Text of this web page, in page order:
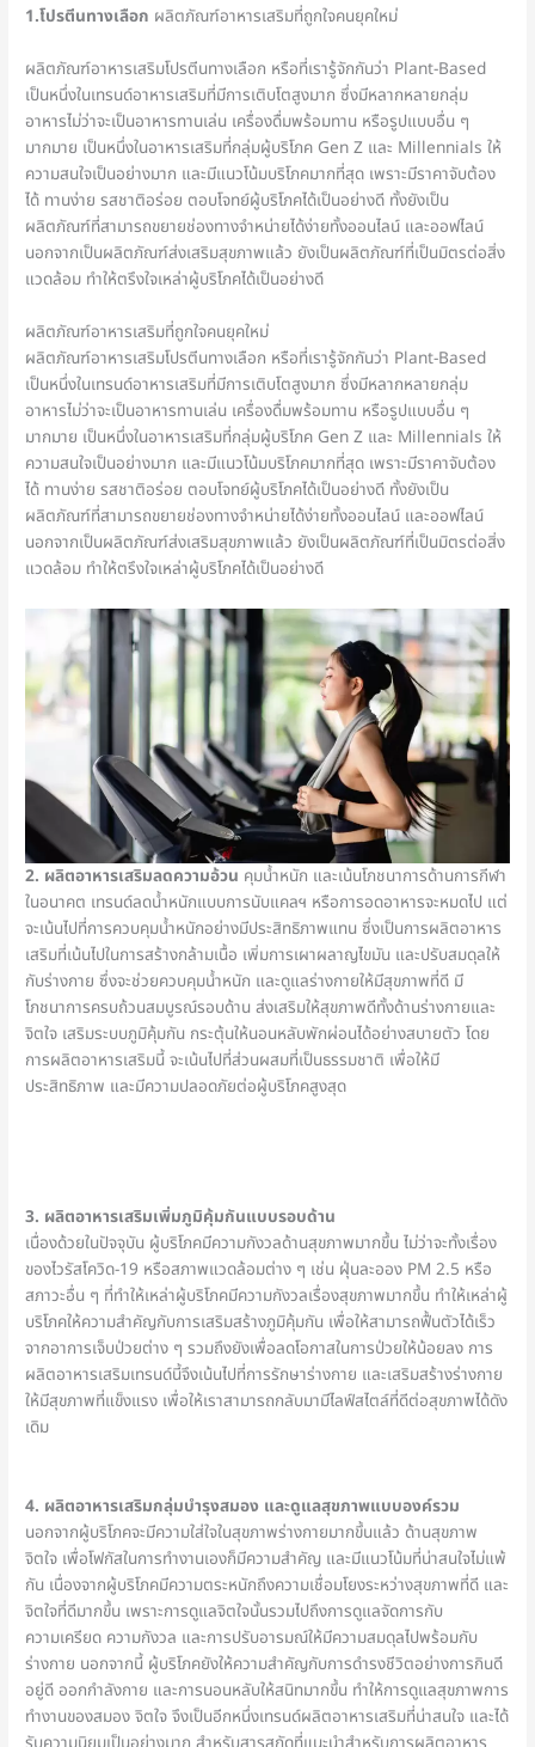
1.โปรตีนทางเลือก ผลิตภัณฑ์อาหารเสริมที่ถูกใจคนยุคใหม่
ผลิตภัณฑ์อาหารเสริมโปรตีนทางเลือก หรือที่เรารู้จักกันว่า Plant-Based
เป็นหนึ่งในเทรนด์อาหารเสริมที่มีการเติบโตสูงมาก ซึ่งมีหลากหลายกลุ่ม
อาหารไม่ว่าจะเป็นอาหารทานเล่น เครื่องดื่มพร้อมทาน หรือรูปแบบอื่น ๆ
มากมาย เป็นหนึ่งในอาหารเสริมที่กลุ่มผู้บริโภค Gen Z และ Millennials ให้
ความสนใจเป็นอย่างมาก และมีแนวโน้มบริโภคมากที่สุด เพราะมีราคาจับต้อง
ได้ ทานง่าย รสชาติอร่อย ตอบโจทย์ผู้บริโภคได้เป็นอย่างดี ทั้งยังเป็น
ผลิตภัณฑ์ที่สามารถขยายช่องทางจำหน่ายได้ง่ายทั้งออนไลน์ และออฟไลน์
นอกจากเป็นผลิตภัณฑ์ส่งเสริมสุขภาพแล้ว ยังเป็นผลิตภัณฑ์ที่เป็นมิตรต่อสิ่ง
แวดล้อม ทำให้ตรึงใจเหล่าผู้บริโภคได้เป็นอย่างดี
ผลิตภัณฑ์อาหารเสริมที่ถูกใจคนยุคใหม่
ผลิตภัณฑ์อาหารเสริมโปรตีนทางเลือก หรือที่เรารู้จักกันว่า Plant-Based
เป็นหนึ่งในเทรนด์อาหารเสริมที่มีการเติบโตสูงมาก ซึ่งมีหลากหลายกลุ่ม
อาหารไม่ว่าจะเป็นอาหารทานเล่น เครื่องดื่มพร้อมทาน หรือรูปแบบอื่น ๆ
มากมาย เป็นหนึ่งในอาหารเสริมที่กลุ่มผู้บริโภค Gen Z และ Millennials ให้
ความสนใจเป็นอย่างมาก และมีแนวโน้มบริโภคมากที่สุด เพราะมีราคาจับต้อง
ได้ ทานง่าย รสชาติอร่อย ตอบโจทย์ผู้บริโภคได้เป็นอย่างดี ทั้งยังเป็น
ผลิตภัณฑ์ที่สามารถขยายช่องทางจำหน่ายได้ง่ายทั้งออนไลน์ และออฟไลน์
นอกจากเป็นผลิตภัณฑ์ส่งเสริมสุขภาพแล้ว ยังเป็นผลิตภัณฑ์ที่เป็นมิตรต่อสิ่ง
แวดล้อม ทำให้ตรึงใจเหล่าผู้บริโภคได้เป็นอย่างดี
2. ผลิตอาหารเสริมลดความอ้วน คุมน้ำหนัก และเน้นโภชนาการด้านการกีฬา
ในอนาคต เทรนด์ลดน้ำหนักแบบการนับแคลฯ หรือการอดอาหารจะหมดไป แต่
จะเน้นไปที่การควบคุมน้ำหนักอย่างมีประสิทธิภาพแทน ซึ่งเป็นการผลิตอาหาร
เสริมที่เน้นไปในการสร้างกล้ามเนื้อ เพิ่มการเผาผลาญไขมัน และปรับสมดุลให้
กับร่างกาย ซึ่งจะช่วยควบคุมน้ำหนัก และดูแลร่างกายให้มีสุขภาพที่ดี มี
โภชนาการครบถ้วนสมบูรณ์รอบด้าน ส่งเสริมให้สุขภาพดีทั้งด้านร่างกายและ
จิตใจ เสริมระบบภูมิคุ้มกัน กระตุ้นให้นอนหลับพักผ่อนได้อย่างสบายตัว โดย
การผลิตอาหารเสริมนี้ จะเน้นไปที่ส่วนผสมที่เป็นธรรมชาติ เพื่อให้มี
ประสิทธิภาพ และมีความปลอดภัยต่อผู้บริโภคสูงสุด
3. ผลิตอาหารเสริมเพิ่มภูมิคุ้มกันแบบรอบด้าน
เนื่องด้วยในปัจจุบัน ผู้บริโภคมีความกังวลด้านสุขภาพมากขึ้น ไม่ว่าจะทั้งเรื่อง
ของไวรัสโควิด-19 หรือสภาพแวดล้อมต่าง ๆ เช่น ฝุ่นละออง PM 2.5 หรือ
สภาวะอื่น ๆ ที่ทำให้เหล่าผู้บริโภคมีความกังวลเรื่องสุขภาพมากขึ้น ทำให้เหล่าผู้
บริโภคให้ความสำคัญกับการเสริมสร้างภูมิคุ้มกัน เพื่อให้สามารถฟื้นตัวได้เร็ว
จากอาการเจ็บป่วยต่าง ๆ รวมถึงยังเพื่อลดโอกาสในการป่วยให้น้อยลง การ
ผลิตอาหารเสริมเทรนด์นี้จึงเน้นไปที่การรักษาร่างกาย และเสริมสร้างร่างกาย
ให้มีสุขภาพที่แข็งแรง เพื่อให้เราสามารถกลับมามีไลฟ์สไตล์ที่ดีต่อสุขภาพได้ดัง
เดิม
4. ผลิตอาหารเสริมกลุ่มบำรุงสมอง และดูแลสุขภาพแบบองค์รวม
นอกจากผู้บริโภคจะมีความใส่ใจในสุขภาพร่างกายมากขึ้นแล้ว ด้านสุขภาพ
จิตใจ เพื่อโฟกัสในการทำงานเองก็มีความสำคัญ และมีแนวโน้มที่น่าสนใจไม่แพ้
กัน เนื่องจากผู้บริโภคมีความตระหนักถึงความเชื่อมโยงระหว่างสุขภาพที่ดี และ
จิตใจที่ดีมากขึ้น เพราะการดูแลจิตใจนั้นรวมไปถึงการดูแลจัดการกับ
ความเครียด ความกังวล และการปรับอารมณ์ให้มีความสมดุลไปพร้อมกับ
ร่างกาย นอกจากนี้ ผู้บริโภคยังให้ความสำคัญกับการดำรงชีวิตอย่างการกินดี
อยู่ดี ออกกำลังกาย และการนอนหลับให้สนิทมากขึ้น ทำให้การดูแลสุขภาพการ
ทำงานของสมอง จิตใจ จึงเป็นอีกหนึ่งเทรนด์ผลิตอาหารเสริมที่น่าสนใจ และได้